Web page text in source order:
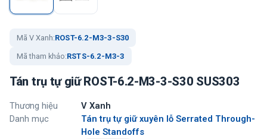
Mã V Xanh:ROST-6.2-M3-3-S30
Mã tham khảo:RSTS-6.2-M3-3
Tán trụ tự giữ ROST-6.2-M3-3-S30 SUS303
Thương hiệu
V Xanh
Danh mục
Tán trụ tự giữ xuyên lỗ Serrated Through-
Hole Standoffs